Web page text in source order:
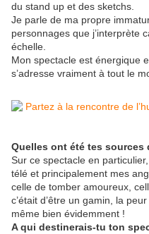
du stand up et des sketchs.
Je parle de ma propre
personnages que j’interprète
échelle.
Mon spectacle est énergique
s’adresse vraiment à tout le
Quelles ont été tes sources
Sur ce spectacle en
télé et principalement mes
celle de tomber amoureux,
c’était d’être un gamin, la
même bien évidemment !
A qui destinerais-tu ton